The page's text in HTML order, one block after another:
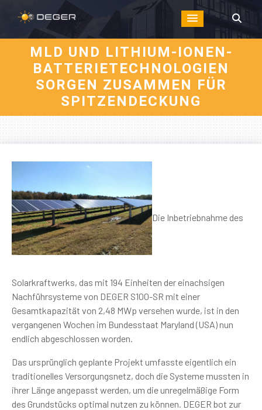
MLD UND LITHIUM-IONEN-
BATTERIETECHNOLOGIEN
SORGEN ZUSAMMEN FÜR
SPITZENDECKUNG
Die Inbetriebnahme des
Solarkraftwerks, das mit 194 Einheiten der einachsigen
Nachführsysteme von DEGER S100-SR mit einer
Gesamtkapazität von 2,48 MWp versehen wurde, ist in den
vergangenen Wochen im Bundesstaat Maryland (USA) nun
endlich abgeschlossen worden.
Das ursprünglich geplante Projekt umfasste eigentlich ein
traditionelles Versorgungsnetz, doch die Systeme mussten in
ihrer Länge angepasst werden, um die unregelmäßige Form
des Grundstücks optimal nutzen zu können. DEGER bot zur